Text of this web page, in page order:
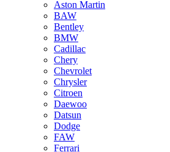
Aston Martin
BAW
Bentley
BMW
Cadillac
Chery
Chevrolet
Chrysler
Citroen
Daewoo
Datsun
Dodge
FAW
Ferrari